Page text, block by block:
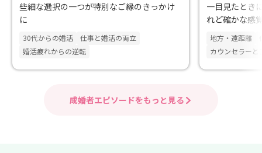
些細な選択の一つが特別なご縁のきっかけ
に
30代からの婚活
仕事と婚活の両立
婚活疲れからの逆転
一目見たとき
れど確かな感
地方・遠距離
カウンセラーと
成婚者エピソードをもっと見る